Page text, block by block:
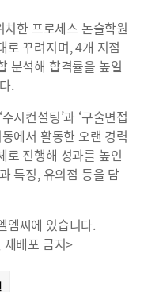
한 프로세스 논술학원
로 꾸려지며, 4개 지점
분석해 합격률을 높일
.
시컨설팅’과 ‘구술면접
에서 활동한 오랜 경력
로 진행해 성과를 높인
특징, 유의점 등을 담
엠씨에 있습니다.
배포 금지>